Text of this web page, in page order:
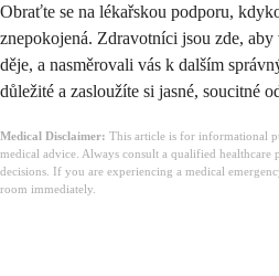
Obraťte se na lékařskou podporu,
znepokojená. Zdravotníci jsou zde,
děje, a nasměrovali vás k dalším
důležité a zasloužíte si jasné, soucitné
Medical Disclaimer: This article is for informational
medical advice. Always consult a qualified healthcare
decisions. If you are experiencing a medical
room immediately.